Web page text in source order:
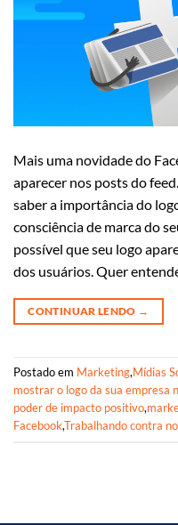
Mais uma novidade do
aparecer nos posts do
saber a importância do
consciência de marca do
possível que seu logo
dos usuários. Quer
CONTINUAR LENDO →
Postado em Marketing,Mídias
mostrar o logo da sua empresa
poder de impacto positivo,
Facebook,Trabalhando contra